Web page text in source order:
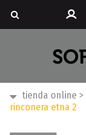
tienda online >
rinconera etna 2